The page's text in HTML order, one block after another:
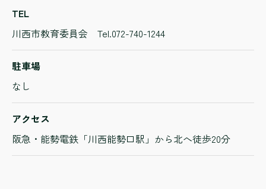
TEL
川西市教育委員会 Tel.072-740-1244
駐車場
なし
アクセス
阪急・能勢電鉄「川西能勢口駅」から北へ徒歩20分